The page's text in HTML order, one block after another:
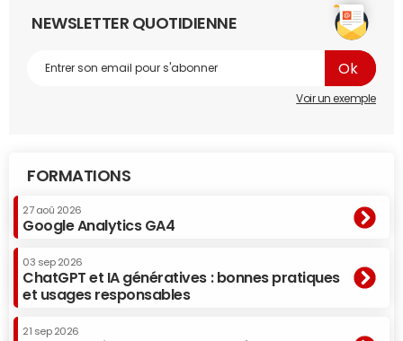
NEWSLETTER QUOTIDIENNE
Voir un exemple
FORMATIONS
27 aoû 2026
Google Analytics GA4
03 sep 2026
ChatGPT et IA génératives : bonnes pratiques
et usages responsables
21 sep 2026